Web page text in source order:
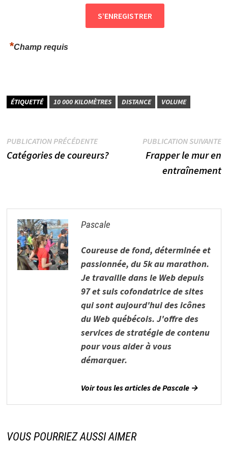
*Champ requis
ÉTIQUETTÉ 10 000 KILOMÈTRES DISTANCE VOLUME
Navigation
de
PUBLICATION PRÉCÉDENTEPublication
précédente :
Catégories de coureurs?
PUBLICATION SUIVANTE
Frapper le mur en
entraînement
Pascale
Coureuse de fond, déterminée et
passionnée, du 5k au marathon.
Je travaille dans le Web depuis
97 et suis cofondatrice de sites
qui sont aujourd'hui des icônes
du Web québécois. J'offre des
services de stratégie de contenu
pour vous aider à vous
démarquer.
Voir tous les articles de Pascale →
VOUS POURRIEZ AUSSI AIMER